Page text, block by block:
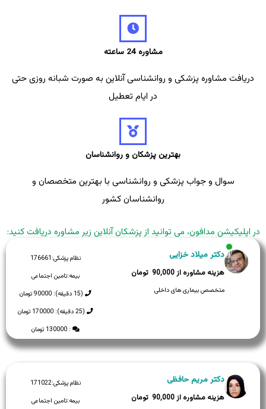
مشاوره 24 ساعته
دریافت مشاوره پزشکی و روانشناسی آنلاین به صورت شبانه روزی حتی
در ایام تعطیل
بهترین پزشکان و روانشناسان
سوال و جواب پزشکی و روانشناسی با بهترین متخصصان و
روانشناسان کشور
در اپلیکیشن مدافون، می توانید از پزشکان آنلاین زیر مشاوره دریافت کنید:
نظام پزشکی:176661
بیمه:تامین اجتماعی
(15 دقیقه): 90000 تومان
(25 دقیقه): 170000 تومان
: 130000 تومان
دکتر میلاد خزایی
90,000
متخصص بیماری های داخلی
نظام پزشکی:171022
بیمه:تامین اجتماعی
دکتر مریم حافظی
90,000